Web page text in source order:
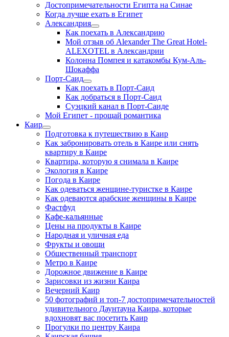
Достопримечательности Египта на Синае
Когда лучше ехать в Египет
Александрия
Как поехать в Александрию
Мой отзыв об Alexander The Great Hotel-
ALEXOTEL в Александрии
Колонна Помпея и катакомбы Кум-Аль-
Шокаффа
Порт-Саид
Как поехать в Порт-Саид
Как добраться в Порт-Саид
Суэцкий канал в Порт-Саиде
Мой Египет - прощай романтика
Каир
Подготовка к путешествию в Каир
Как забронировать отель в Каире или снять
квартиру в Каире
Квартира, которую я снимала в Каире
Экология в Каире
Погода в Каире
Как одеваться женщине-туристке в Каире
Как одеваются арабские женщины в Каире
Фастфуд
Кафе-кальянные
Цены на продукты в Каире
Народная и уличная еда
Фрукты и овощи
Общественный транспорт
Метро в Каире
Дорожное движение в Каире
Зарисовки из жизни Каира
Вечерний Каир
50 фотографий и топ-7 достопримечательностей
удивительного Даунтауна Каира, которые
вдохновят вас посетить Каир
Прогулки по центру Каира